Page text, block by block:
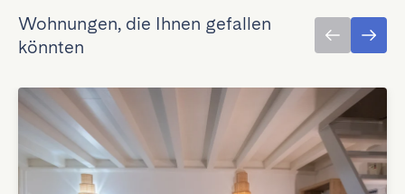
Wohnungen, die Ihnen gefallen
könnten